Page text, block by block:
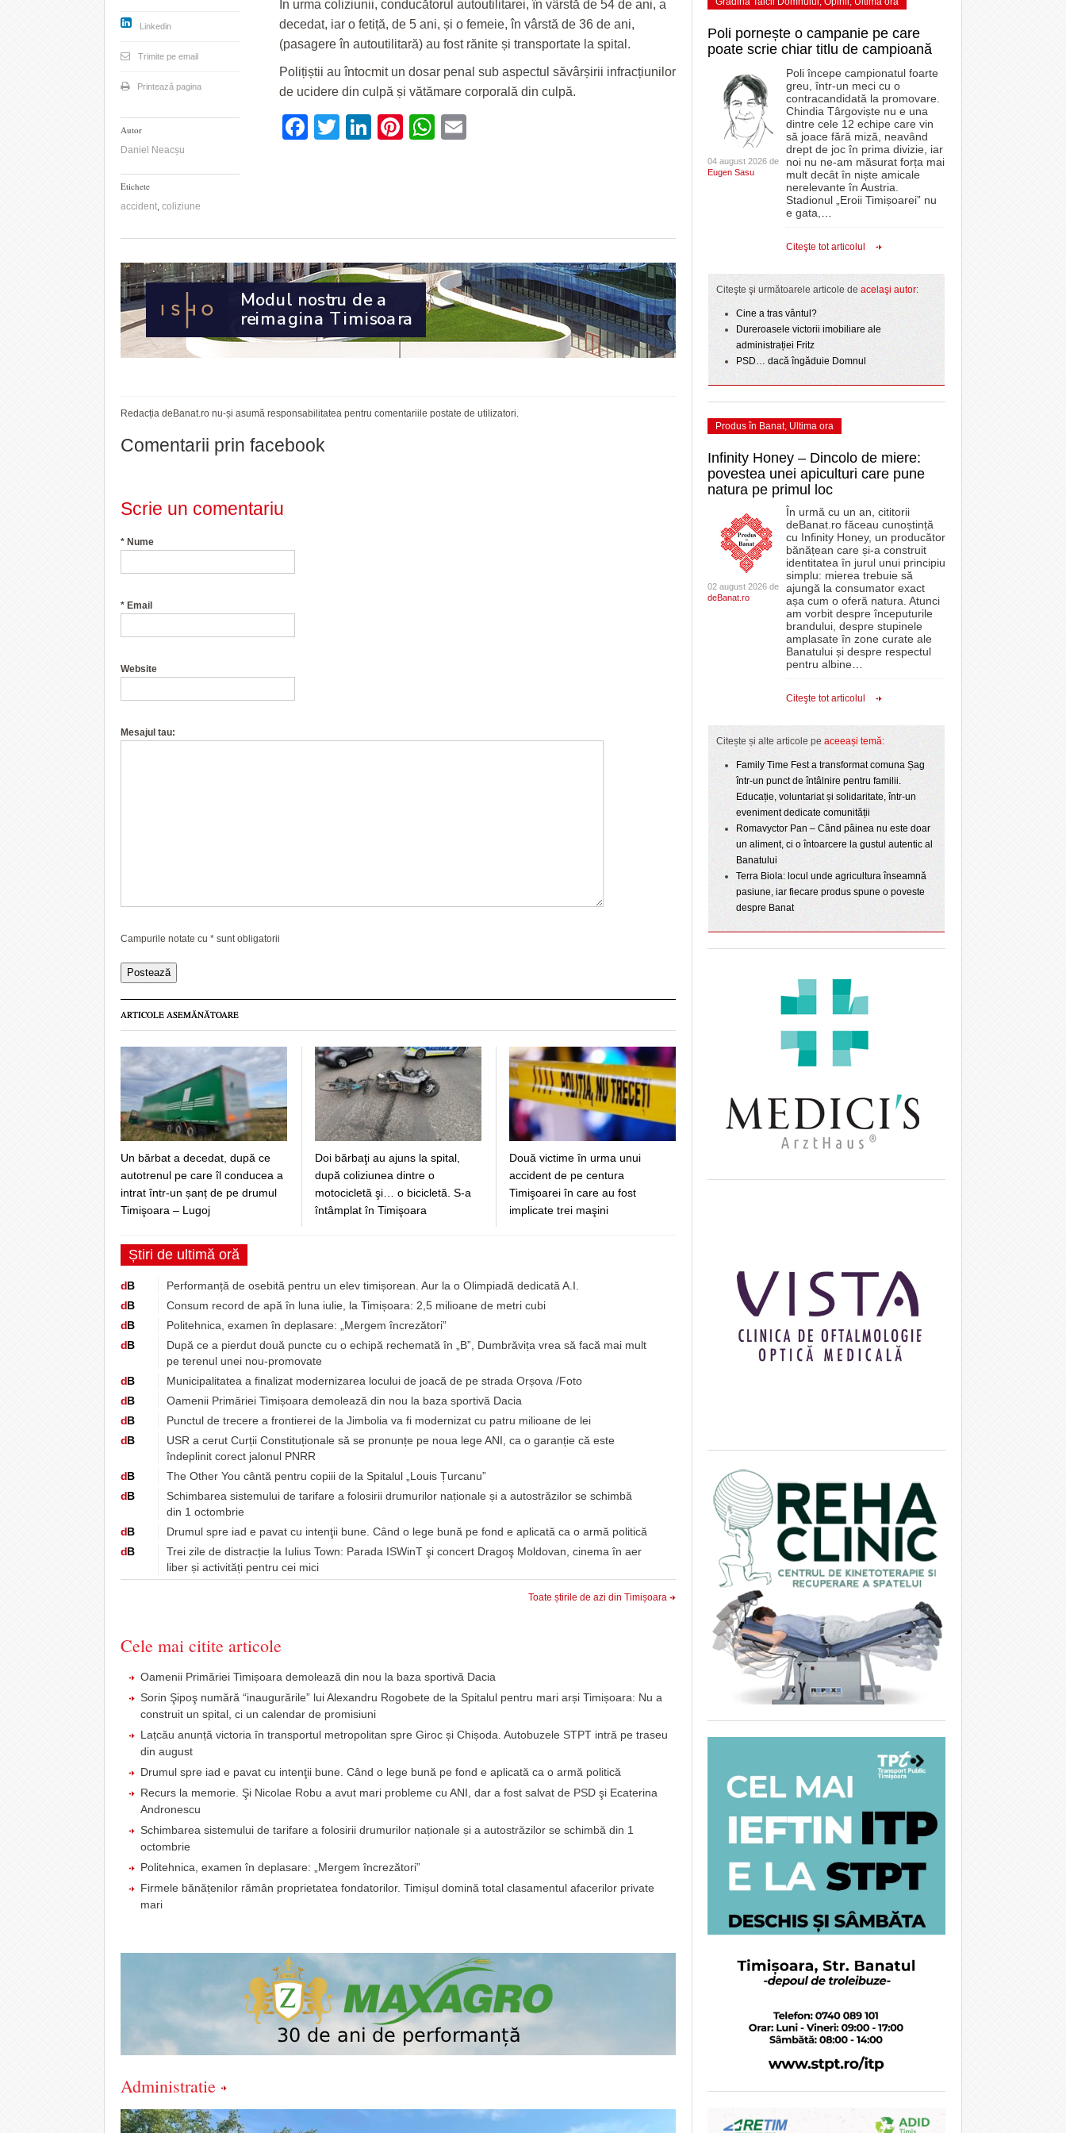
În urma coliziunii, conducătorul autoutilitarei, în vârstă de 54 de ani, a
decedat, iar o fetiță, de 5 ani, și o femeie, în vârstă de 36 de ani,
(pasagere în autoutilitară) au fost rănite și transportate la spital.
Polițiștii au întocmit un dosar penal sub aspectul săvârșirii infracțiunilor
de ucidere din culpă și vătămare corporală din culpă.
Facebook
Twitter
LinkedIn
Pinterest
WhatsApp
Linkedin
Trimite pe email
Printează pagina
Autor
Daniel Neacșu
Etichete
accident, coliziune
Redacția deBanat.ro nu-și asumă responsabilitatea pentru comentariile postate de utilizatori.
Comentarii prin facebook
Scrie un comentariu
* Nume
* Email
Website
Mesajul tau:
Campurile notate cu * sunt obligatorii
ARTICOLE ASEMĂNĂTOARE
Un bărbat a decedat, după ce
autotrenul pe care îl conducea a
intrat într-un șanț de pe drumul
Timişoara – Lugoj
Doi bărbaţi au ajuns la spital,
după coliziunea dintre o
motocicletă şi… o bicicletă. S-a
întâmplat în Timişoara
Două victime în urma unui
accident de pe centura
Timişoarei în care au fost
implicate trei maşini
Știri de ultimă oră
dB
Performanță de osebită pentru un elev timișorean. Aur la o Olimpiadă dedicată A.I.
dB
Consum record de apă în luna iulie, la Timișoara: 2,5 milioane de metri cubi
dB
Politehnica, examen în deplasare: „Mergem încrezători”
dB
După ce a pierdut două puncte cu o echipă rechemată în „B”, Dumbrăvița vrea să facă mai mult
pe terenul unei nou-promovate
dB
Municipalitatea a finalizat modernizarea locului de joacă de pe strada Orșova /Foto
dB
Oamenii Primăriei Timișoara demolează din nou la baza sportivă Dacia
dB
Punctul de trecere a frontierei de la Jimbolia va fi modernizat cu patru milioane de lei
dB
USR a cerut Curții Constituționale să se pronunțe pe noua lege ANI, ca o garanție că este
îndeplinit corect jalonul PNRR
dB
The Other You cântă pentru copiii de la Spitalul „Louis Țurcanu”
dB
Schimbarea sistemului de tarifare a folosirii drumurilor naționale și a autostrăzilor se schimbă
din 1 octombrie
dB
Drumul spre iad e pavat cu intenţii bune. Când o lege bună pe fond e aplicată ca o armă politică
dB
Trei zile de distracție la Iulius Town: Parada ISWinT şi concert Dragoş Moldovan, cinema în aer
liber și activități pentru cei mici
Toate știrile de azi din Timișoara
Cele mai citite articole
Oamenii Primăriei Timișoara demolează din nou la baza sportivă Dacia
Sorin Şipoş numără “inaugurările” lui Alexandru Rogobete de la Spitalul pentru mari arși Timișoara: Nu a
construit un spital, ci un calendar de promisiuni
Lațcău anunță victoria în transportul metropolitan spre Giroc și Chișoda. Autobuzele STPT intră pe traseu
din august
Drumul spre iad e pavat cu intenţii bune. Când o lege bună pe fond e aplicată ca o armă politică
Recurs la memorie. Şi Nicolae Robu a avut mari probleme cu ANI, dar a fost salvat de PSD şi Ecaterina
Andronescu
Schimbarea sistemului de tarifare a folosirii drumurilor naționale și a autostrăzilor se schimbă din 1
octombrie
Politehnica, examen în deplasare: „Mergem încrezători”
Firmele bănățenilor rămân proprietatea fondatorilor. Timișul domină total clasamentul afacerilor private
mari
Administratie
Poli pornește o campanie pe care
poate scrie chiar titlu de campioană
04 august 2026 de
Eugen Sasu
Poli începe campionatul foarte
greu, într-un meci cu o
contracandidată la promovare.
Chindia Târgoviște nu e una
dintre cele 12 echipe care vin
să joace fără miză, neavând
drept de joc în prima divizie, iar
noi nu ne-am măsurat forța mai
mult decât în niște amicale
nerelevante în Austria.
Stadionul „Eroii Timișoarei” nu
e gata,
Citeşte tot articolul
Citeşte şi următoarele articole de acelaşi autor:
Cine a tras vântul?
Dureroasele victorii imobiliare ale
administrației Fritz
PSD… dacă îngăduie Domnul
Produs în Banat, Ultima ora
Infinity Honey – Dincolo de miere:
povestea unei apiculturi care pune
natura pe primul loc
02 august 2026 de
deBanat.ro
În urmă cu un an, cititorii
deBanat.ro făceau cunoștință
cu Infinity Honey, un producător
bănățean care și-a construit
identitatea în jurul unui principiu
simplu: mierea trebuie să
ajungă la consumator exact
așa cum o oferă natura. Atunci
am vorbit despre începuturile
brandului, despre stupinele
amplasate în zone curate ale
Banatului și despre respectul
pentru albine
Citeşte tot articolul
Citește și alte articole pe aceeași temă:
Family Time Fest a transformat comuna Șag
într-un punct de întâlnire pentru familii.
Educație, voluntariat și solidaritate, într-un
eveniment dedicate comunității
Romavyctor Pan – Când pâinea nu este doar
un aliment, ci o întoarcere la gustul autentic al
Banatului
Terra Biola: locul unde agricultura înseamnă
pasiune, iar fiecare produs spune o poveste
despre Banat